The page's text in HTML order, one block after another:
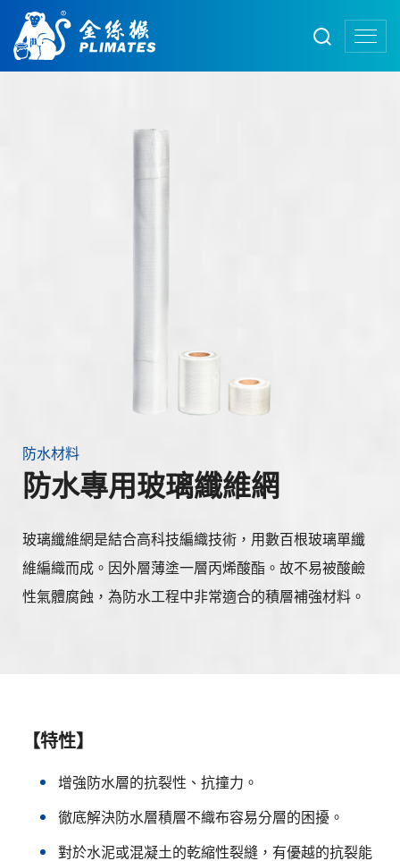
防水材料
防水專用玻璃纖維網
玻璃纖維網是結合高科技編織技術，用數百根玻璃單纖
維編織而成。因外層薄塗一層丙烯酸酯。故不易被酸鹼
性氣體腐蝕，為防水工程中非常適合的積層補強材料。
【特性】
增強防水層的抗裂性、抗撞力。
徹底解決防水層積層不織布容易分層的困擾。
對於水泥或混凝土的乾縮性裂縫，有優越的抗裂能